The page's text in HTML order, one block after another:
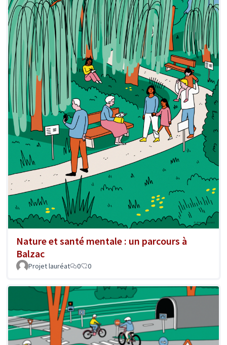
Nature et santé mentale : un parcours à
Balzac
Projet lauréat 0 0